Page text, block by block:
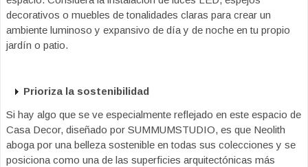
decorativos o muebles de tonalidades claras para crear un
ambiente luminoso y expansivo de día y de noche en tu propio
jardín o patio.
Prioriza la sostenibilidad
Si hay algo que se ve especialmente reflejado en este espacio de
Casa Decor, diseñado por SUMMUMSTUDIO, es que Neolith
aboga por una belleza sostenible en todas sus colecciones y se
posiciona como una de las superficies arquitectónicas más